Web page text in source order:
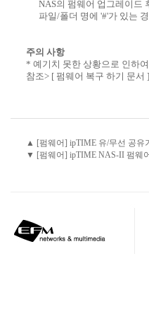
NAS의 펌웨어 업그레이드
파일/폴더 명에 '#'가 있는
주의 사항
* 예기치 못한 상황으로 인하
참조> [ 펌웨어 복구 하기 문서 ]
▲ [펌웨어] ipTIME 유/무선 공유
▼ [펌웨어] ipTIME NAS-II 펌웨